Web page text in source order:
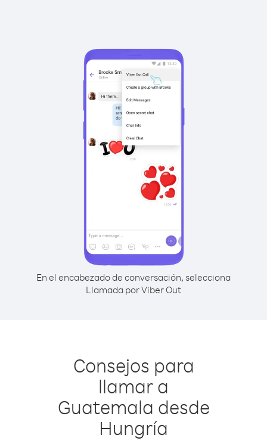
En el encabezado de conversación, selecciona
Llamada por Viber Out
Consejos para
llamar a
Guatemala desde
Hungría